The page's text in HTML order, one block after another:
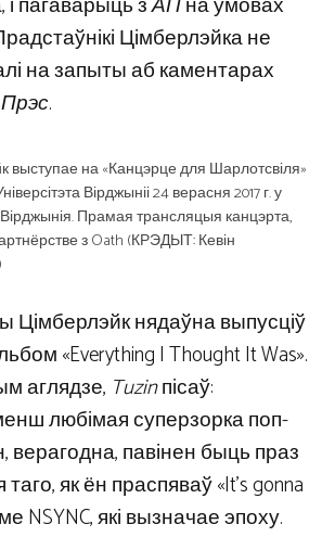
Цімберлэйка не
на запыты аб каментарах
.
выступае на «Канцэрце для Шарлотсвіля»
Вірджыніі 24 верасня 2017 г. у
Прамая трансляцыя канцэрта,
з Oath (КРЭДЫТ: Кевін
Цімберлэйк нядаўна выпусціў
«Everything I Thought It Was».
аглядзе, Tuzinпісаў:
любімая суперзорка поп-
верагодна, павінен быць праз
як ён праспяваў «It’s gonna
NSYNC, які вызначае эпоху.